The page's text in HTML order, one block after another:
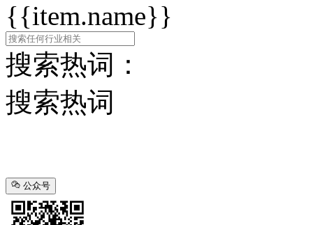
{{item.name}}
搜索热词：
搜索热词
公众号